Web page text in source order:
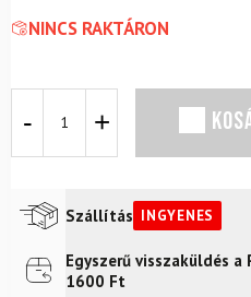
NINCS RAKTÁRON
SALOMON
mennyiségSzállítás INGYENES
Futár a címreIngyenes
Egyszerű visszaküldés
1600 Ft